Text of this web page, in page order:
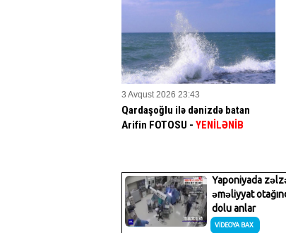
3 Avqust 2026 23:43
Qardaşoğlu ilə dənizdə batan
Arifin FOTOSU - YENİLƏNİB